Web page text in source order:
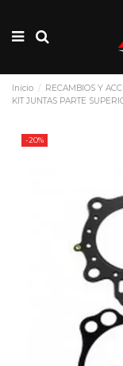
Inicio RECAMBIOS Y
KIT JUNTAS PARTE
-20%